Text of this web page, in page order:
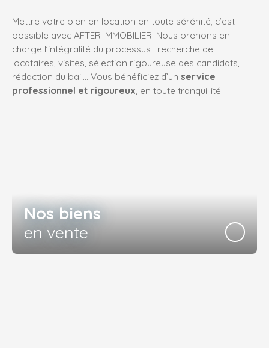
Mettre votre bien en location en toute sérénité, c’est
possible avec AFTER IMMOBILIER. Nous prenons en
charge l’intégralité du processus : recherche de
locataires, visites, sélection rigoureuse des candidats,
rédaction du bail… Vous bénéficiez d’un service
professionnel et rigoureux, en toute tranquillité.
Nos biens
en vente